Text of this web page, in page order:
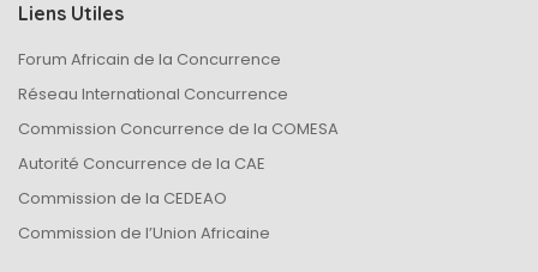
Liens Utiles
Forum Africain de la Concurrence
Réseau International Concurrence
Commission Concurrence de la COMESA
Autorité Concurrence de la CAE
Commission de la CEDEAO
Commission de l’Union Africaine